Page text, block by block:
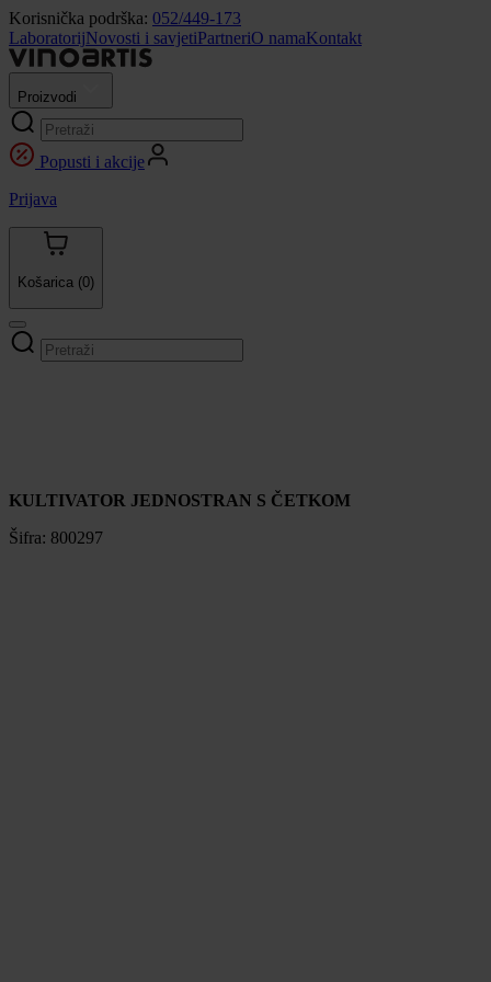
Korisnička podrška: 052/449-173
LaboratorijNovosti i savjetiPartneriO namaKontakt
Proizvodi
Popusti i akcije
Prijava
Košarica (0)
KULTIVATOR JEDNOSTRAN S ČETKOM
Šifra: 800297